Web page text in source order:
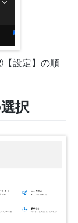
設定】の順
択